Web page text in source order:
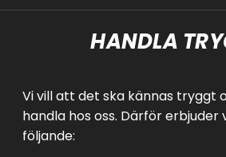
HANDLA
Vi vill att det ska kännas tryggt
handla hos oss. Därför erbjuder
följande: